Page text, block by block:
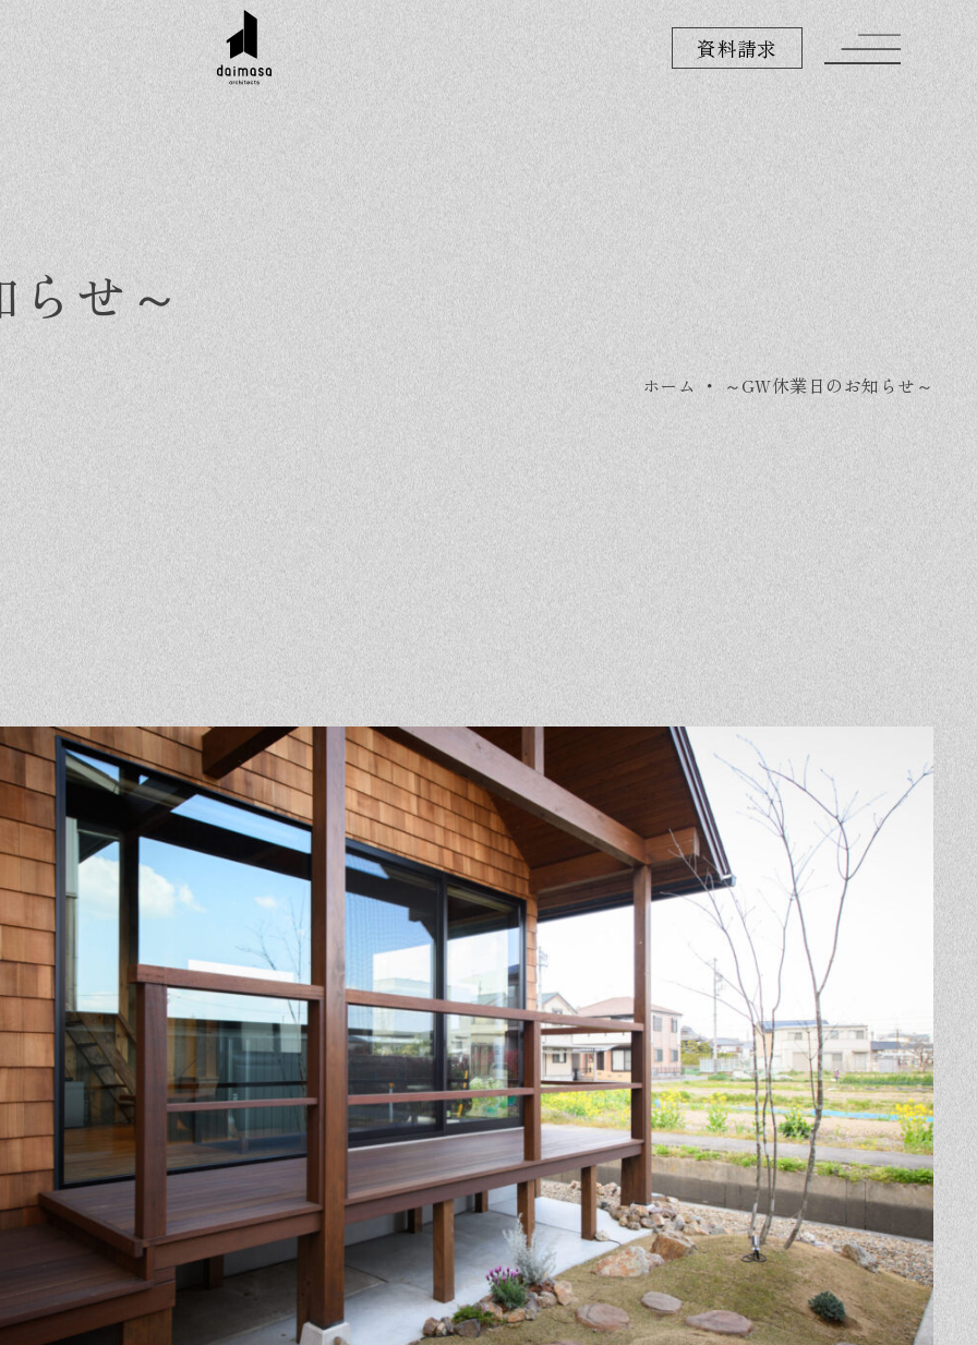
資料請求
らせ～
ホーム ・ ～GW休業日のお知らせ～
customer
実績
イル集
ントを探す
に相談会
ある質問
様の声
辞典
Topics
お知らせ
イベント
Company
会社概要
スタッフ紹介
採用情報
Contact
資料請求
お問い合わせ
Event Contact